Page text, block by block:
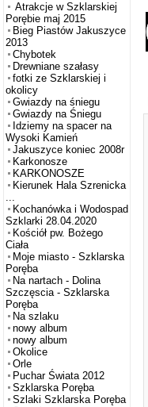
Atrakcje w Szklarskiej
Porębie maj 2015
Bieg Piastów Jakuszyce
2013
Chybotek
Drewniane szałasy
fotki ze Szklarskiej i
okolicy
Gwiazdy na śniegu
Gwiazdy na Śniegu
Idziemy na spacer na
Wysoki Kamień
Jakuszyce koniec 2008r
Karkonosze
KARKONOSZE
Kierunek Hala Szrenicka
...
Kochanówka i Wodospad
Szklarki 28.04.2020
Kościół pw. Bożego
Ciała
Moje miasto - Szklarska
Poręba
Na nartach - Dolina
Szczęscia - Szklarska
Poręba
Na szlaku
nowy album
nowy album
Okolice
Orle
Puchar Świata 2012
Szklarska Poręba
Szlaki Szklarska Poręba